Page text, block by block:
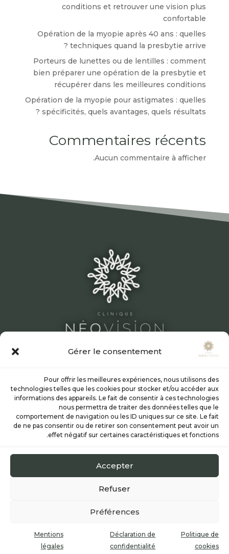
Gérer le consentement
Pour offrir les meilleures expériences, nous utilisons des
technologies telles que les cookies pour stocker et/ou accéder aux
informations des appareils. Le fait de consentir à ces technologies
nous permettra de traiter des données telles que le
comportement de navigation ou les ID uniques sur ce site. Le fait
de ne pas consentir ou de retirer son consentement peut avoir un
effet négatif sur certaines caractéristiques et fonctions.
Accepter
Refuser
Préférences
Politique de
cookies
Déclaration de
confidentialité
Mentions
légales
conditions et retrouver une vision plus
confortable
Opération de la myopie après 40 ans : quelles
techniques quand la presbytie arrive ?
Porteurs de lunettes ou de lentilles : comment
bien préparer une opération de la presbytie et
récupérer dans les meilleures conditions
Opération de la myopie pour astigmates : quelles
spécificités, quels avantages, quels résultats ?
Commentaires récents
Aucun commentaire à afficher.
SPÉCIALISTE DE LA CHIRURGIE RÉFRACTIVE
Les médecins
Chirurgie réfractive laser
Smile
Lasik
PKR et TransPKR
Chirurgie réfractive par implants
© 2025 Clinique Néovision –
Mentions légales
|
Politique de cookies
Déclaration de confidentialité